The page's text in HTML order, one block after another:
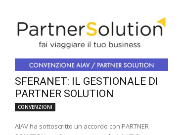
SFERANET: IL GESTIONALE DI
PARTNER SOLUTION
CONVENZIONI
AIAV ha sottoscritto un accordo con PARTNER